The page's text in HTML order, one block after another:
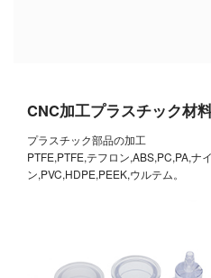
CNC加工プラスチック材
プラスチック部品の加工
PTFE,PTFE,テフロン,ABS,PC,PA,ナ
ン,PVC,HDPE,PEEK,ウルテム。